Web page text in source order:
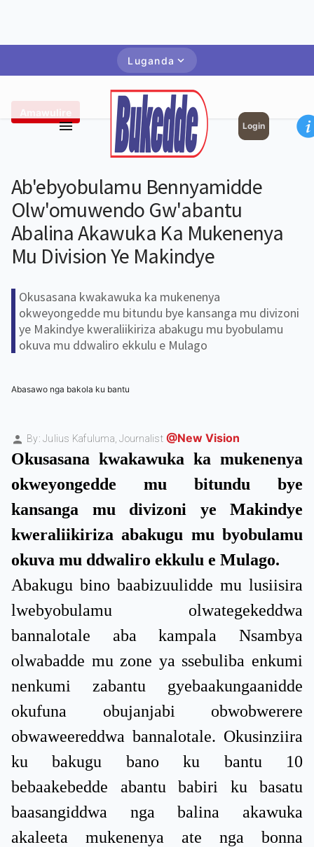
Luganda
Login
Amawulire
Ab'ebyobulamu Bennyamidde
Olw'omuwendo Gw'abantu
Abalina Akawuka Ka Mukenenya
Mu Division Ye Makindye
Okusasana kwakawuka ka mukenenya
okweyongedde mu bitundu bye kansanga mu divizoni
ye Makindye kweraliikiriza abakugu mu byobulamu
okuva mu ddwaliro ekkulu e Mulago
Abasawo nga bakola ku bantu
By: Julius Kafuluma,Journalist@New Vision
Okusasana kwakawuka ka mukenenya
okweyongedde mu bitundu bye
kansanga mu divizoni ye Makindye
kweraliikiriza abakugu mu byobulamu
okuva mu ddwaliro ekkulu e Mulago.
Abakugu bino baabizuulidde mu lusiisira
lwebyobulamu olwategekeddwa
bannalotale aba kampala Nsambya
olwabadde mu zone ya ssebuliba enkumi
nenkumi zabantu gyebaakungaanidde
okufuna obujanjabi obwobwerere
obwaweereddwa bannalotale. Okusinziira
ku bakugu bano ku bantu 10
bebaakebedde abantu babiri ku basatu
baasangiddwa nga balina akawuka
akaleeta mukenenya ate nga bonna